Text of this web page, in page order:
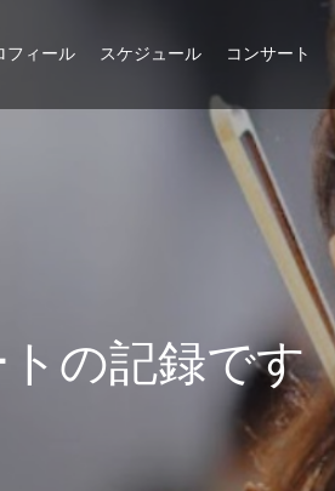
フィール スケジュール コンサート
ト の記録です